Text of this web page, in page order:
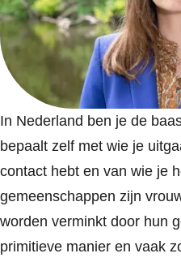
In Nederland ben je de
bepaalt zelf met wie je
contact hebt en van wie je
gemeenschappen zijn
worden verminkt door hun
primitieve manier en vaak